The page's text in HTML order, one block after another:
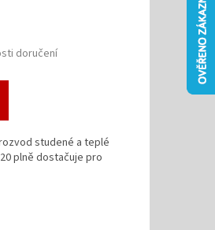
doručení
studené a teplé
plně dostačuje pro